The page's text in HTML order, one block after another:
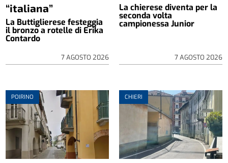
“italiana”
La Buttiglierese festeggia
il bronzo a rotelle di Erika
Contardo
7 AGOSTO 2026
La chierese diventa per la
seconda volta
campionessa Junior
7 AGOSTO 2026
POIRINO CHIERI